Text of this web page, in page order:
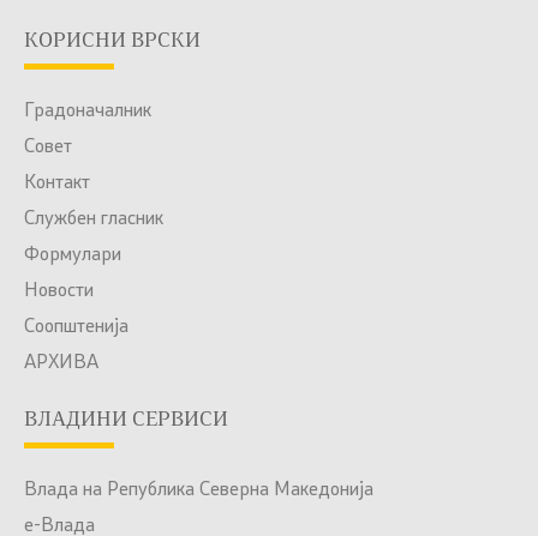
КОРИСНИ ВРСКИ
Градоначалник
Совет
Контакт
Службен гласник
Формулари
Новости
Соопштенија
АРХИВА
ВЛАДИНИ СЕРВИСИ
Влада на Република Северна Македонија
е-Влада